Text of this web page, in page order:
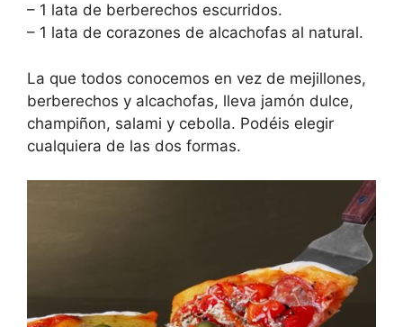
– 1 lata de berberechos escurridos.
– 1 lata de corazones de alcachofas al natural.
La que todos conocemos en vez de mejillones,
berberechos y alcachofas, lleva jamón dulce,
champiñon, salami y cebolla. Podéis elegir
cualquiera de las dos formas.